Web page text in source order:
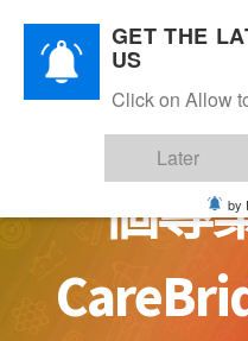
Skip
content
為您的
個專
GET THE
US
Click on Allow
Later
by